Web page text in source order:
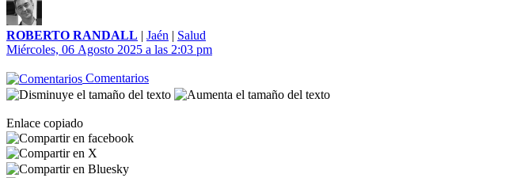
ROBERTO RANDALL | Jaén | Salud
Miércoles, 06 Agosto 2025 a las 2:03 pm
Comentarios
Enlace copiado